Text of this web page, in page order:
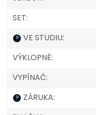
SET:
? VE STUDIU:
VÝKLOPNÉ:
VYPÍNAČ:
? ZÁRUKA: